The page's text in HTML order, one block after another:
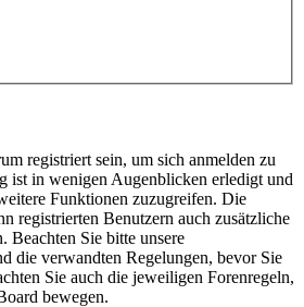
registriert sein, um sich anmelden zu
ist in wenigen Augenblicken erledigt und
Funktionen zuzugreifen. Die
registrierten Benutzern auch zusätzliche
Beachten Sie bitte unsere
die verwandten Regelungen, bevor Sie
Sie auch die jeweiligen Forenregeln,
bewegen.